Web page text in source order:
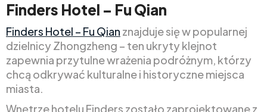
Finders Hotel – Fu Qian
Finders Hotel – Fu Qian znajduje się w popularnej
dzielnicy Zhongzheng – ten ukryty klejnot
zapewnia przytulne wrażenia podróżnym, którzy
chcą odkrywać kulturalne i historyczne miejsca
miasta.
Wnętrze hotelu Finders zostało zaprojektowane z